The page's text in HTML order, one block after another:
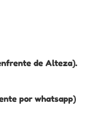
de Alteza).
por whatsapp)